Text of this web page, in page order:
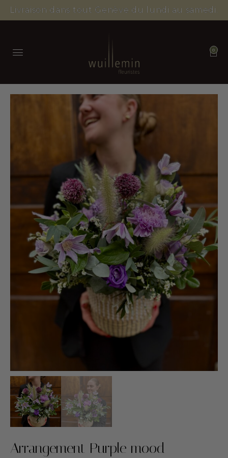
Livraison dans tout Genève du lundi au samedi.
0
Arrangement Purple mood